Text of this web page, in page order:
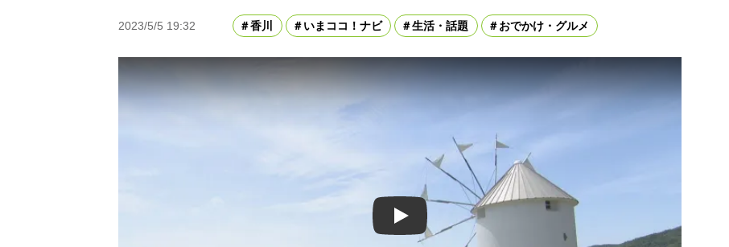
2023/5/5 19:32 香川 いまココ！ナビ 生活・話題 おでかけ・グルメ
Play